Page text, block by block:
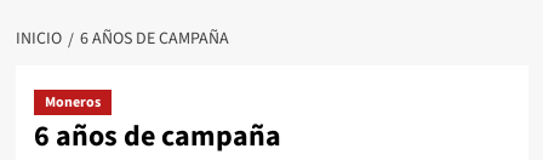
INICIO 6 AÑOS DE CAMPAÑA
Moneros
6 años de campaña